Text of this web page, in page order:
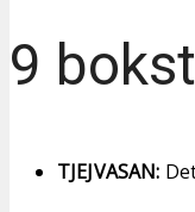
9
TJEJVASAN: